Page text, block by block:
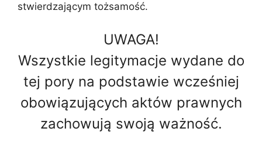
stwierdzającym tożsamość.
UWAGA!
Wszystkie legitymacje wydane do
tej pory na podstawie wcześniej
obowiązujących aktów prawnych
zachowują swoją ważność.